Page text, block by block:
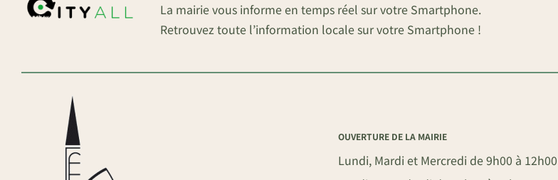
La mairie vous informe en temps réel sur votre Smartphone.
Retrouvez toute l’information locale sur votre Smartphone !
OUVERTURE DE LA MAIRIE
Lundi, Mardi et Mercredi de 9h00 à 12h00